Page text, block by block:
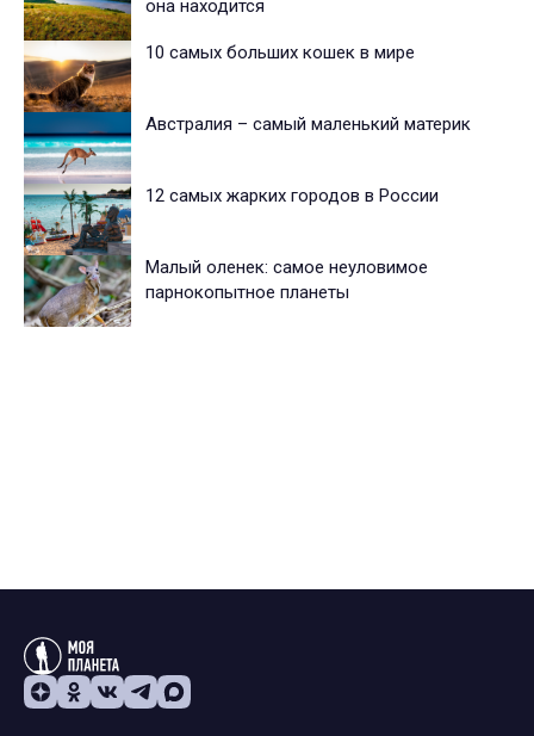
она находится
10 самых больших кошек в мире
Австралия – самый маленький материк
12 самых жарких городов в России
Малый оленек: самое неуловимое
парнокопытное планеты